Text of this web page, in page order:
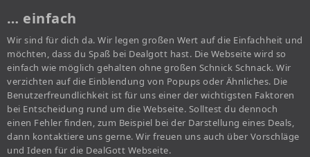
… einfach
Wir sind für dich da. Wir legen großen Wert auf die Einfachheit und
möchten, dass du Spaß bei Dealgott hast. Die Webseite wird so
einfach wie möglich gehalten ohne großen Schnick Schnack. Wir
verzichten auf die Einblendung von Popups oder Ähnliches. Die
Benutzerfreundlichkeit ist für uns einer der wichtigsten Faktoren
bei Entscheidung rund um die Webseite. Solltest du dennoch
einen Fehler finden, zum Beispiel bei der Darstellung eines Deals,
dann kontaktiere uns gerne. Wir freuen uns auch über Vorschläge
und Ideen für die DealGott Webseite.